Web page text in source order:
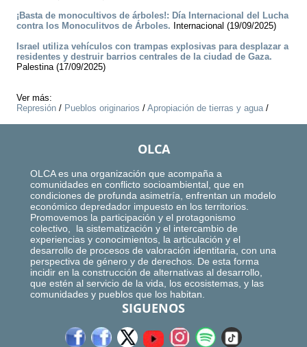
¡Basta de monocultivos de árboles!: Día Internacional del Lucha
contra los Monoculitvos de Árboles. Internacional (19/09/2025)
Israel utiliza vehículos con trampas explosivas para desplazar a
residentes y destruir barrios centrales de la ciudad de Gaza.
Palestina (17/09/2025)
Ver más:
Represión / Pueblos originarios / Apropiación de tierras y agua/
OLCA
OLCA es una organización que acompaña a
comunidades en conflicto socioambiental, que en
condiciones de profunda asimetría, enfrentan un modelo
económico depredador impuesto en los territorios.
Promovemos la participación y el protagonismo
colectivo, la sistematización y el intercambio de
experiencias y conocimientos, la articulación y el
desarrollo de procesos de valoración identitaria, con una
perspectiva de género y de derechos. De esta forma
incidir en la construcción de alternativas al desarrollo,
que estén al servicio de la vida, los ecosistemas, y las
comunidades y pueblos que los habitan.
SIGUENOS